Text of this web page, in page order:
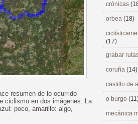
resumen de lo ocurrido
ciclismo en dos imágenes. La
poco, amarillo: algo,
crónicas
orbea (18)
(17)
grabar
coruña (14)
castillo de
o burgo
mecánica